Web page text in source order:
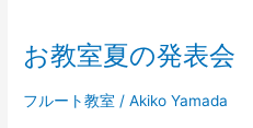
お教室夏の発表会
フルート教室 /Akiko Yamada
室
の